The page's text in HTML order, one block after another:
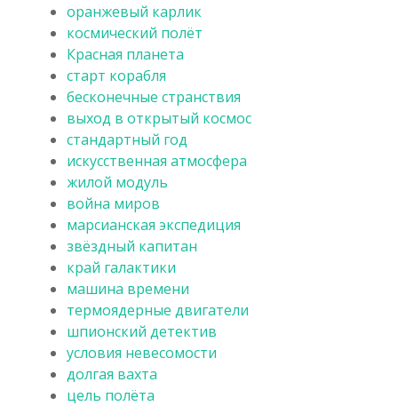
оранжевый карлик
космический полёт
Красная планета
старт корабля
бесконечные странствия
выход в открытый космос
стандартный год
искусственная атмосфера
жилой модуль
война миров
марсианская экспедиция
звёздный капитан
край галактики
машина времени
термоядерные двигатели
шпионский детектив
условия невесомости
долгая вахта
цель полёта